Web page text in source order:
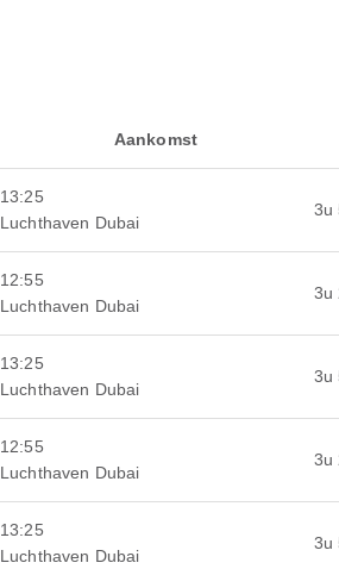
Aankomst
13:25
Luchthaven Dubai
3u
12:55
Luchthaven Dubai
3u
13:25
Luchthaven Dubai
3u
12:55
Luchthaven Dubai
3u
13:25
Luchthaven Dubai
3u